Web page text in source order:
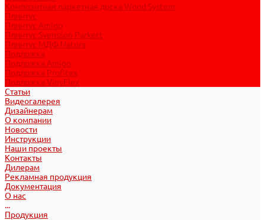
Композитная паркетная доска Wood System
Плинтус
Плинтус Amigo
Плинтус Svensson Parkett
Плинтус МДФ Natura
Подложка
Подложка Amigo
Подложка Profitex
Подложка VinyFlex
Статьи
Видеогалерея
Дизайнерам
О компании
Новости
Инструкции
Наши проекты
Контакты
Дилерам
Рекламная продукция
Документация
О нас
...
Продукция